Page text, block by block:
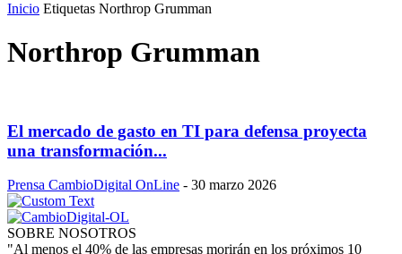
Inicio Etiquetas Northrop Grumman
Northrop Grumman
El mercado de gasto en TI para defensa proyecta
una transformación...
Prensa CambioDigital OnLine - 30 marzo 2026
SOBRE NOSOTROS
"Al menos el 40% de las empresas morirán en los próximos 10